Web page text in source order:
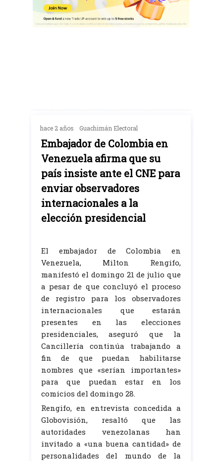
hace 2 años Guachimán Electoral
Embajador de Colombia en
Venezuela afirma que su
país insiste ante el CNE para
enviar observadores
internacionales a la
elección presidencial
El embajador de Colombia en
Venezuela, Milton Rengifo,
manifestó el domingo 21 de julio que
a pesar de que concluyó el proceso
de registro para los observadores
internacionales que estarán
presentes en las elecciones
presidenciales, aseguró que la
Cancillería continúa trabajando a
fin de que puedan habilitarse
nombres que «serían importantes»
para que puedan estar en los
comicios del domingo 28.
Rengifo, en entrevista concedida a
Globovisión, resaltó que las
autoridades venezolanas han
invitado a «una buena cantidad» de
personalidades del mundo de la